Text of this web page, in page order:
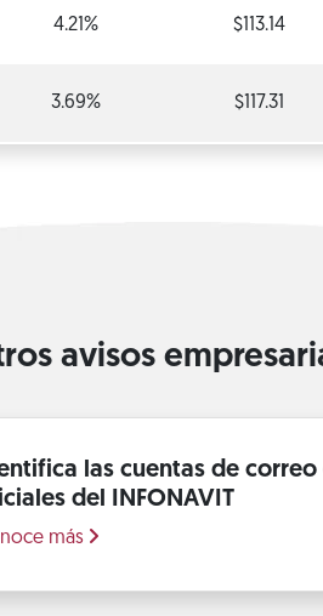
4.21% $113.14
3.69% $117.31
avisos
las cuentas de
del INFONAVIT
más